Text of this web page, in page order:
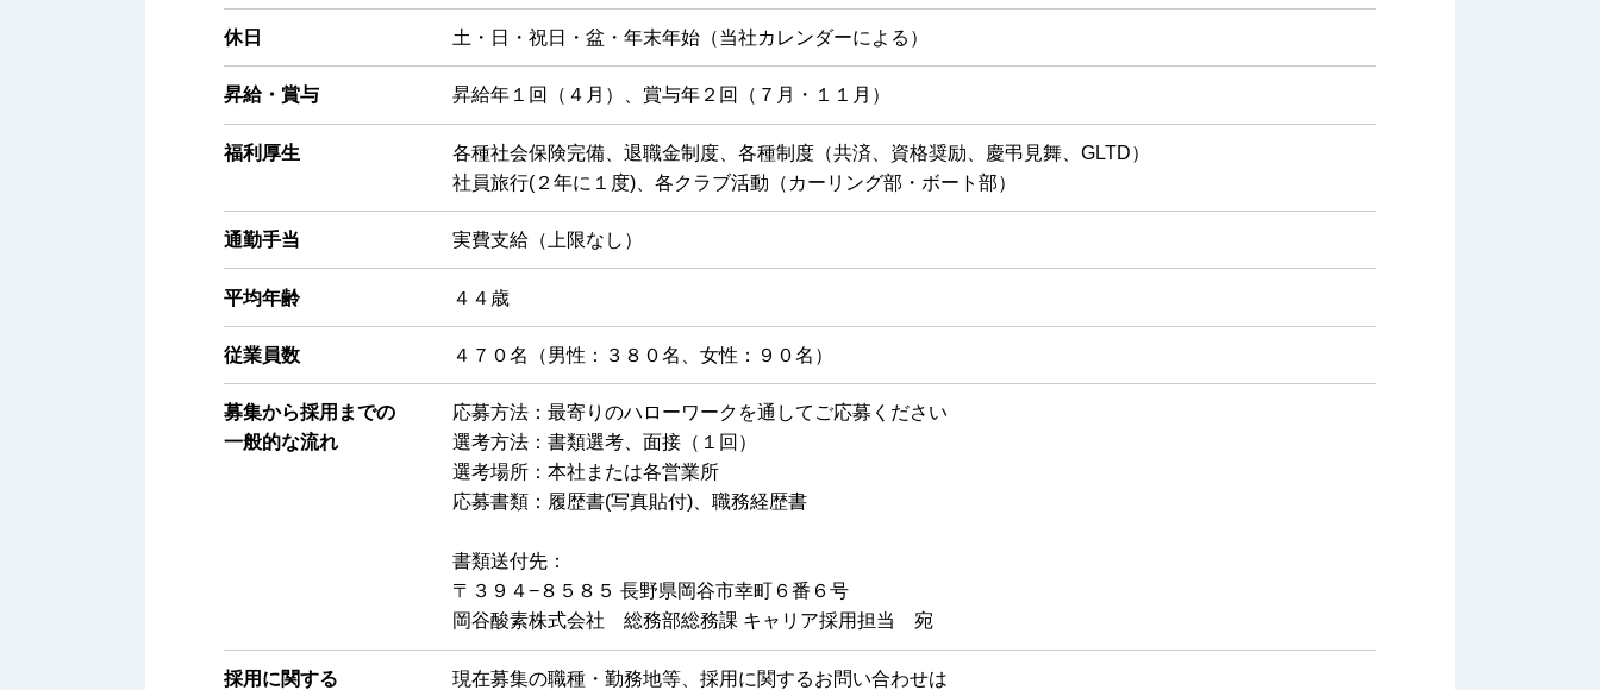
休日 土・日・祝日・盆・年末年始（当社カレンダーによる）
昇給・賞与 昇給年１回（４月）、賞与年２回（７月・１１月）
福利厚生
各種社会保険完備、退職金制度、各種制度（共済、資格奨励、慶弔見舞、GLTD）
社員旅行(２年に１度)、各クラブ活動（カーリング部・ボート部）
通勤手当 実費⽀給（上限なし）
平均年齢 ４４歳
従業員数 ４７０名（男性：３８０名、女性：９０名）
募集から採用までの
一般的な流れ
応募方法：最寄りのハローワークを通してご応募ください
選考方法：書類選考、面接（１回）
選考場所：本社または各営業所
応募書類：履歴書(写真貼付)、職務経歴書
書類送付先：
〒３９４−８５８５ ⻑野県岡谷市幸町６番６号
岡谷酸素株式会社 総務部総務課 キャリア採用担当 宛
採用に関する
現在募集の職種・勤務地等、採用に関するお問い合わせは